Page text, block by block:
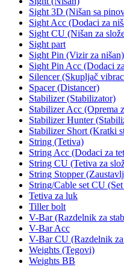
Sight 3D (Nišan sa
Sight Acc (Dodaci za
Sight CU (Nišan za
Sight part
Sight Pin (Vizir za nišan)
Sight Pin Acc (Dodaci
Silencer (Skupljač
Spacer (Distancer)
Stabilizer (Stabilizator)
Stabilizer Acc (Oprema
Stabilizer Hunter
Stabilizer Short (Kratki
String (Tetiva)
String Acc (Dodaci za
String CU (Tetiva za
String Stopper
String/Cable set CU
Tetiva za luk
Tiller bolt
V-Bar (Razdelnik za
V-Bar Acc
V-Bar CU (Razdelnik
Weights (Tegovi)
Weights BB